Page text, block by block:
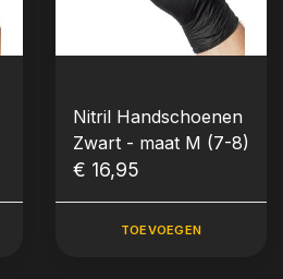
Nitril Handschoenen
Zwart - maat M (7-8)
€ 16,95
TOEVOEGEN